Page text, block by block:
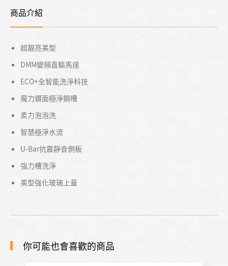
商品介紹
超靚亮美型
DMM變頻直驅馬達
ECO+全智能洗淨科技
魔力鑽面極淨鋼槽
柔力泡泡洗
智慧極淨水流
U-Bar抗震靜音側板
強力槽洗淨
美型強化玻璃上蓋
你可能也會喜歡的商品